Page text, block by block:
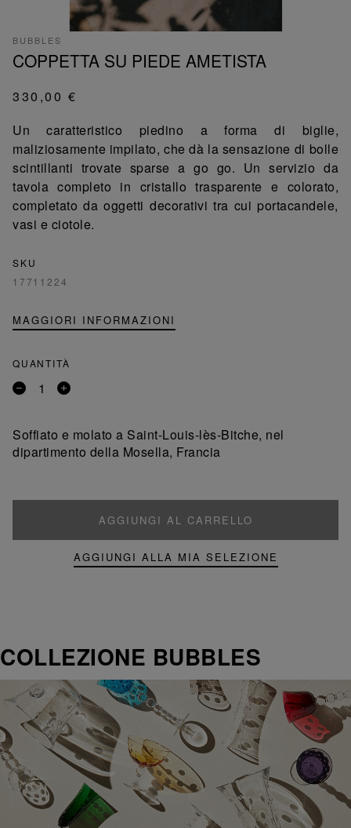
BUBBLES
COPPETTA SU PIEDE AMETISTA
330,00 €
Un caratteristico piedino a forma di biglie,
maliziosamente impilato, che dà la sensazione di bolle
scintillanti trovate sparse a go go. Un servizio da
tavola completo in cristallo trasparente e colorato,
completato da oggetti decorativi tra cui portacandele,
vasi e ciotole.
SKU
17711224
MAGGIORI INFORMAZIONI
QUANTITÀ
Rimuovi
Aggiungi
Soffiato e molato a Saint-Louis-lès-Bitche, nel
dipartimento della Mosella, Francia
AGGIUNGI AL CARRELLO
AGGIUNGI ALLA MIA SELEZIONE
COLLEZIONE BUBBLES